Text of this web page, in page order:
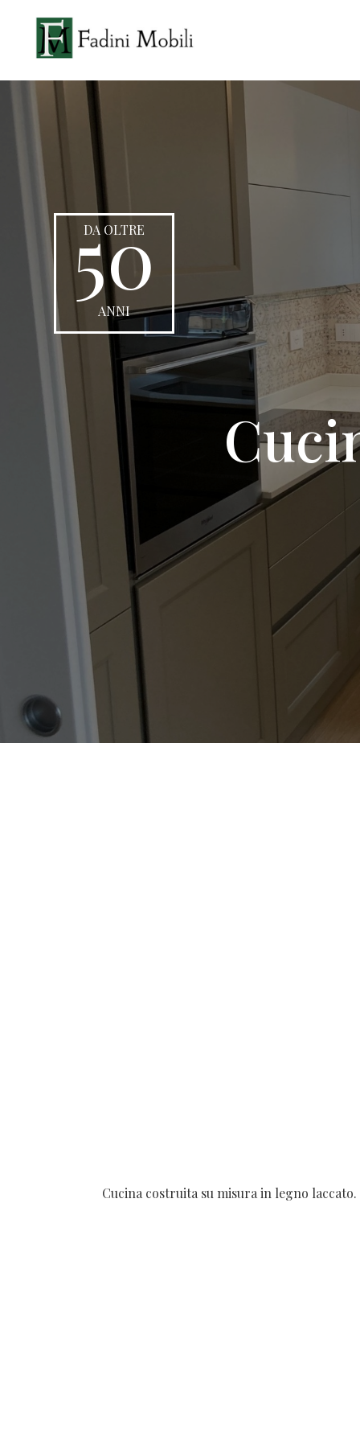
DA OLTRE
50
ANNI
Cucina costruita su misura in legno laccato.